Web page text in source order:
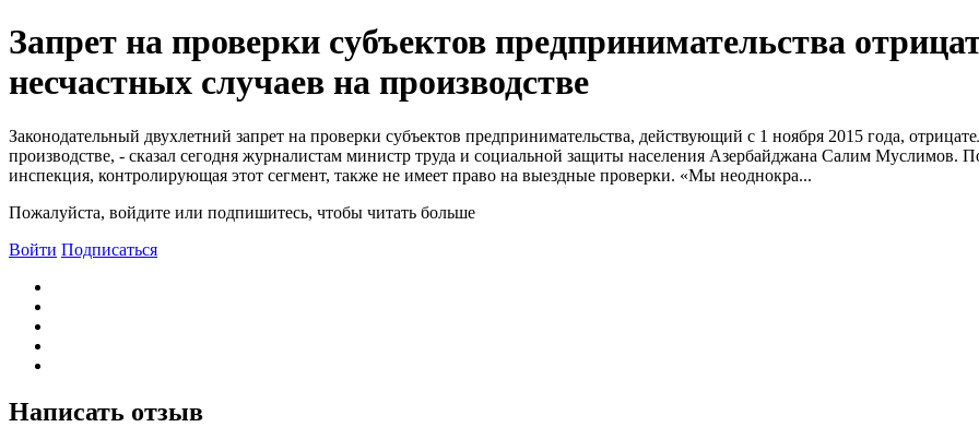
Запрет на проверки субъектов предпринимательства
несчастных случаев на производстве
Законодательный двухлетний запрет на проверки субъектов предпринимательства, действующий с 1 ноября 2015 года,
производстве, - сказал сегодня журналистам министр труда и социальной защиты населения Азербайджана Салим Муслимов.
инспекция, контролирующая этот сегмент, также не имеет право на выездные проверки. «Мы неоднокра...
Пожалуйста, войдите или подпишитесь, чтобы читать больше
Войти Подписаться
Написать отзыв